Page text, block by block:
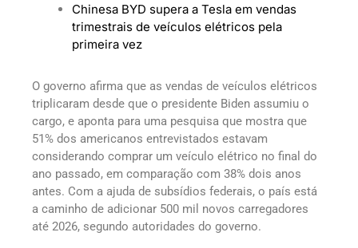
Chinesa BYD supera a Tesla em vendas
trimestrais de veículos elétricos pela
primeira vez
O governo afirma que as vendas de veículos elétricos
triplicaram desde que o presidente Biden assumiu o
cargo, e aponta para uma pesquisa que mostra que
51% dos americanos entrevistados estavam
considerando comprar um veículo elétrico no final do
ano passado, em comparação com 38% dois anos
antes. Com a ajuda de subsídios federais, o país está
a caminho de adicionar 500 mil novos carregadores
até 2026, segundo autoridades do governo.